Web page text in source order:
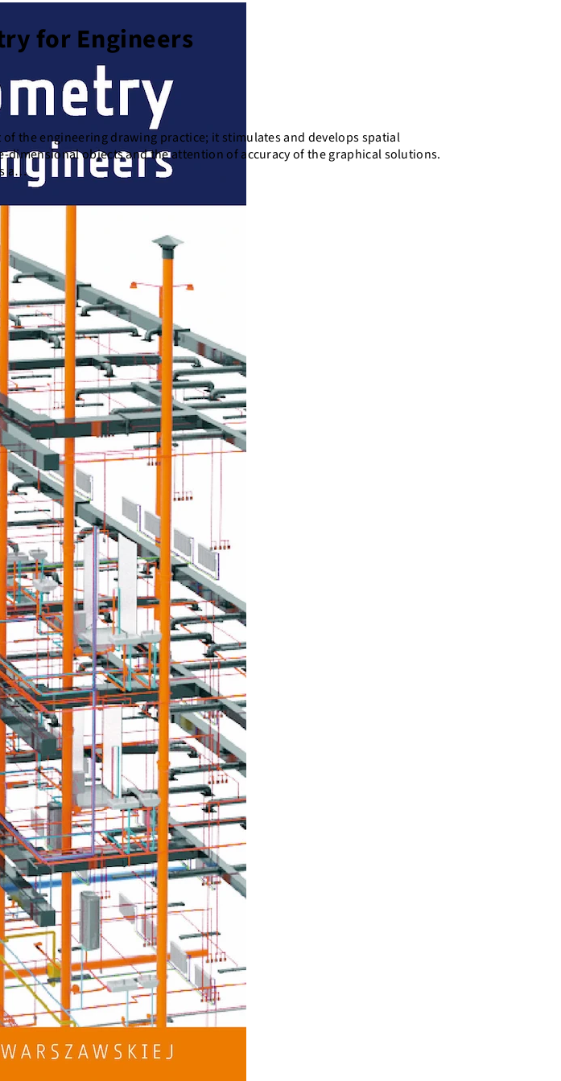
for Engineers
of the engineering drawing practice; it stimulates and develops spatial
objects and the attention of accuracy of the graphical solutions.
a…